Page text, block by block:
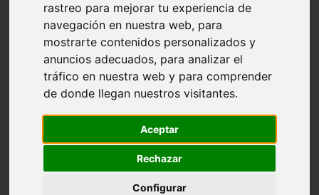
rastreo para mejorar tu experiencia de
navegación en nuestra web, para
mostrarte contenidos personalizados y
anuncios adecuados, para analizar el
tráfico en nuestra web y para comprender
de donde llegan nuestros visitantes.
Aceptar
Rechazar
Configurar
Huesca - alquézar
Huesca - castejón-de-sos
Lleida - alt-àneu
Córdoba - almedinilla
Navarra - zangoza
Cantabria - arenas-de-iguña
Barcelona - la-pobla-de-lillet
Murcia - cartagena
Madrid - nuevo-baztán